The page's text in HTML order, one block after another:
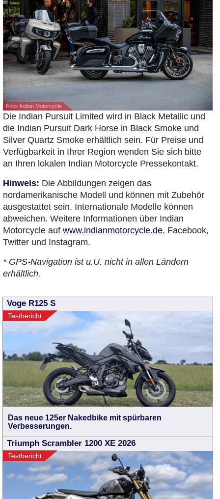
Foto: Indian Motorcycle
Die Indian Pursuit Limited wird in Black Metallic und
die Indian Pursuit Dark Horse in Black Smoke und
Silver Quartz Smoke erhältlich sein. Für Preise und
Verfügbarkeit in Ihrer Region wenden Sie sich bitte
an Ihren lokalen Indian Motorcycle Pressekontakt.
Hinweis: Die Abbildungen zeigen das
nordamerikanische Modell und können mit Zubehör
ausgestattet sein. Internationale Modelle können
abweichen. Weitere Informationen über Indian
Motorcycle auf www.indianmotorcycle.de, Facebook,
Twitter und Instagram.
* GPS-Navigation ist u.U. nicht in allen Ländern
erhältlich.
Voge R125 S
Testbericht
Das neue 125er Nakedbike mit spürbaren
Verbesserungen.
Triumph Scrambler 1200 XE 2026
Testbericht